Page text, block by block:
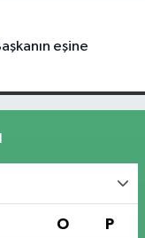
eşine
O P